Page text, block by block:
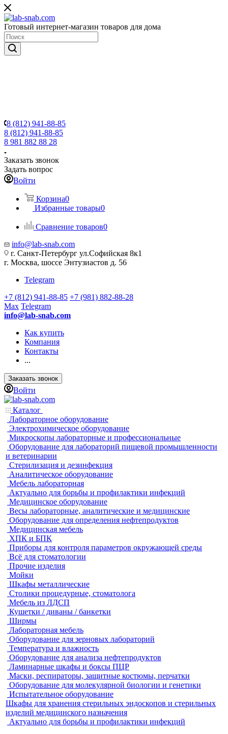
Готовый интернет-магазин товаров для дома
8 (812) 941-88-85
8 (812) 941-88-85
8 981 882 88 28
Заказать звонок
Задать вопрос
Войти
Корзина0
Избранные товары0
Сравнение товаров0
info@lab-snab.com
г. Санкт-Петербург ул.Софийская 8к1
г. Москва, шоссе Энтузиастов д. 56
Telegram
+7 (812) 941-88-85 +7 (981) 882-88-28
Max Telegram
info@lab-snab.com
Как купить
Компания
Контакты
...
Заказать звонок
Войти
Каталог
Лабораторное оборудование
Электрохимическое оборудование
Микроскопы лабораторные и профессиональные
Оборудование для лабораторий пищевой промышленности
и ветеринарии
Стерилизация и дезинфекция
Аналитическое оборудование
Мебель лабораторная
Актуально для борьбы и профилактики инфекций
Медицинское оборудование
Весы лабораторные, аналитические и медицинские
Оборудование для определения нефтепродуктов
Медицинская мебель
ХПК и БПК
Приборы для контроля параметров окружающей среды
Всё для стоматологии
Прочие изделия
Мойки
Шкафы металлические
Столики процедурные, стоматолога
Мебель из ЛДСП
Кушетки / диваны / банкетки
Ширмы
Лабораторная мебель
Оборудование для зерновых лабораторий
Температура и влажность
Оборудование для анализа нефтепродуктов
Ламинарные шкафы и боксы ПЦР
Маски, респираторы, защитные костюмы, перчатки
Оборудование для молекулярной биологии и генетики
Испытательное оборудование
Шкафы для хранения стерильных эндоскопов и стерильных
изделий медицинского назначения
Актуально для борьбы и профилактики инфекций